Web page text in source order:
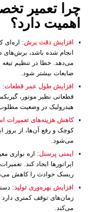
چرا تعمیر
اهمیت دارد؟
افزایش دقت برش: اره‌ای
انجام شده باشد، برش‌های
می‌دهد. خطا در تنظیم تیغه
ضایعات بیشتر شود.
افزایش طول عمر قطعات:
قطعاتی نظیر موتور،
هیدرولیک در وضعیت مطلوب
کاهش هزینه‌های تعمیرات
کوچک و رفع آن‌ها، از بروز
می‌شود.
ایمنی پرسنل: اره نواری
اپراتورها ایجاد کند.
ریسک حوادث را کاهش
افزایش بهره‌وری تولید:
زمان‌های توقف کمتری دارد
می‌کند.